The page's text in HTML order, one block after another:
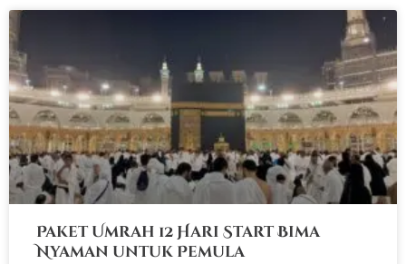
Paket Umrah 12 Hari Start Bima
Nyaman untuk Pemula